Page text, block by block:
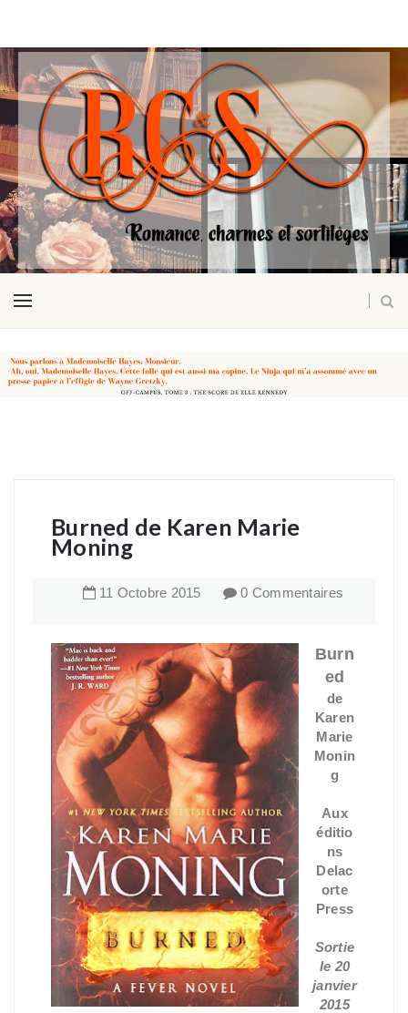
Burned de Karen Marie
Moning
11 Octobre 2015 0 Commentaires
Burn
ed
de
Karen
Marie
Monin
g
Aux
éditio
ns
Delac
orte
Press
Sortie
le 20
janvier
2015